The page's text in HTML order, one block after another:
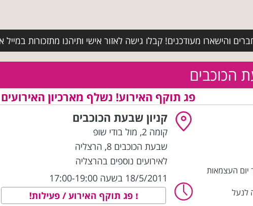
והישארו מעודכנים! קבלו גישה לאזור אישי ותיהנו מתזכורות במייל
הכוכבים
פג תוקף האירוע! נשלף מארכיון האירועים
יום העצמאות
לנעל
קניון שבעת הכוכבים
קומה 2, מול בודי שופ
שבעת הכוכבים 8
, הרצליה
לאירועים נוספים בהרצליה
18/5/2011 בשעה 17:00-19:00
פג תוקף האירוע / פעילות!